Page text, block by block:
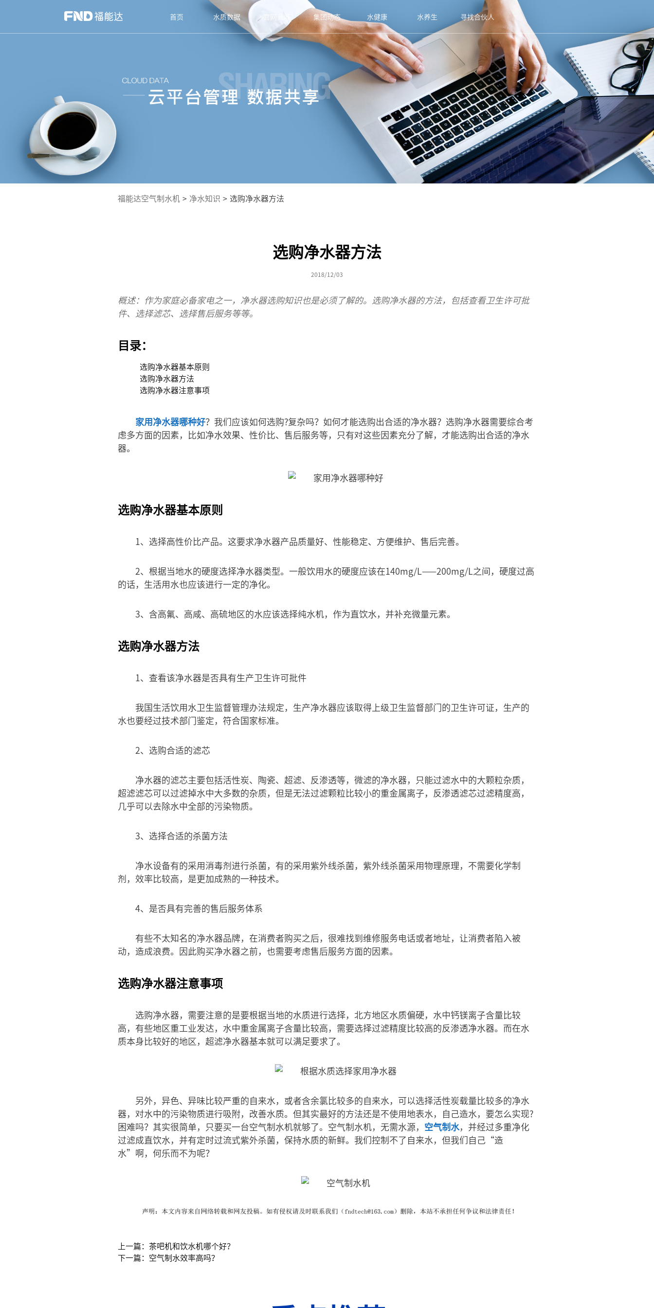
首页 水质数据 官网商城 集团动态 水健康 水养生 寻找合伙人
福能达空气制水机 > 净水知识 > 选购净水器方法
选购净水器方法
2018/12/03
概述：作为家庭必备家电之一，净水器选购知识也是必须了解的。选购净水器的方法，包括查看卫生许可批
件、选择滤芯、选择售后服务等等。
目录：
选购净水器基本原则
选购净水器方法
选购净水器注意事项
家用净水器哪种好？我们应该如何选购?复杂吗？如何才能选购出合适的净水器？选购净水器需要综合考
虑多方面的因素，比如净水效果、性价比、售后服务等，只有对这些因素充分了解，才能选购出合适的净水
器。
选购净水器基本原则
1、选择高性价比产品。这要求净水器产品质量好、性能稳定、方便维护、售后完善。
2、根据当地水的硬度选择净水器类型。一般饮用水的硬度应该在140mg/L——200mg/L之间，硬度过高
的话，生活用水也应该进行一定的净化。
3、含高氟、高咸、高硫地区的水应该选择纯水机，作为直饮水，并补充微量元素。
选购净水器方法
1、查看该净水器是否具有生产卫生许可批件
我国生活饮用水卫生监督管理办法规定，生产净水器应该取得上级卫生监督部门的卫生许可证，生产的
水也要经过技术部门鉴定，符合国家标准。
2、选购合适的滤芯
净水器的滤芯主要包括活性炭、陶瓷、超滤、反渗透等，微滤的净水器，只能过滤水中的大颗粒杂质，
超滤滤芯可以过滤掉水中大多数的杂质，但是无法过滤颗粒比较小的重金属离子，反渗透滤芯过滤精度高，
几乎可以去除水中全部的污染物质。
3、选择合适的杀菌方法
净水设备有的采用消毒剂进行杀菌，有的采用紫外线杀菌，紫外线杀菌采用物理原理，不需要化学制
剂，效率比较高，是更加成熟的一种技术。
4、是否具有完善的售后服务体系
有些不太知名的净水器品牌，在消费者购买之后，很难找到维修服务电话或者地址，让消费者陷入被
动，造成浪费。因此购买净水器之前，也需要考虑售后服务方面的因素。
选购净水器注意事项
选购净水器，需要注意的是要根据当地的水质进行选择，北方地区水质偏硬，水中钙镁离子含量比较
高，有些地区重工业发达，水中重金属离子含量比较高，需要选择过滤精度比较高的反渗透净水器。而在水
质本身比较好的地区，超滤净水器基本就可以满足要求了。
另外，异色、异味比较严重的自来水，或者含余氯比较多的自来水，可以选择活性炭载量比较多的净水
器，对水中的污染物质进行吸附，改善水质。但其实最好的方法还是不使用地表水，自己造水，要怎么实现?
困难吗？其实很简单，只要买一台空气制水机就够了。空气制水机，无需水源， 空气制水，并经过多重净化
过滤成直饮水，并有定时过流式紫外杀菌，保持水质的新鲜。我们控制不了自来水，但我们自己“造
水”啊，何乐而不为呢？
上一篇：茶吧机和饮水机哪个好？
下一篇：空气制水效率高吗？